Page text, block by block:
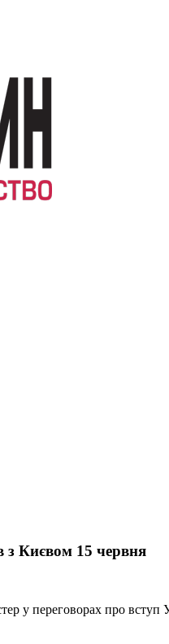
з Києвом 15 червня
у переговорах про вступ